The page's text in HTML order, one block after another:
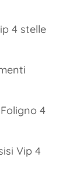
4 stelle
4
Vip 4